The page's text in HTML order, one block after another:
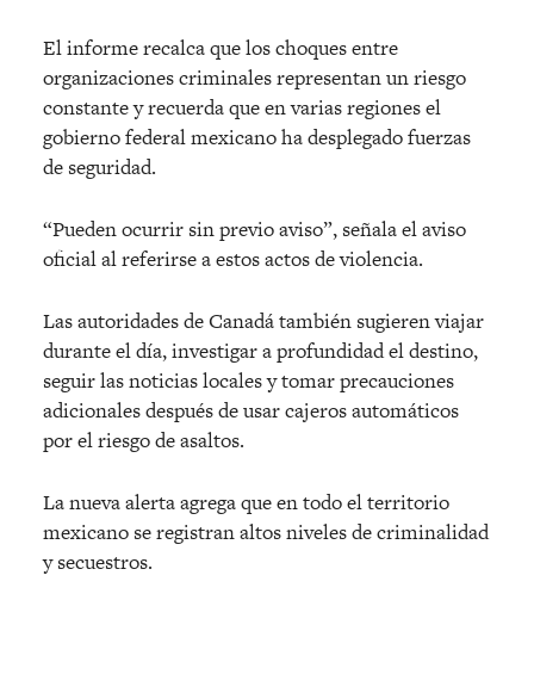
El informe recalca que los choques entre
organizaciones criminales representan un riesgo
constante y recuerda que en varias regiones el
gobierno federal mexicano ha desplegado fuerzas
de seguridad.
“Pueden ocurrir sin previo aviso”, señala el aviso
oficial al referirse a estos actos de violencia.
Las autoridades de Canadá también sugieren viajar
durante el día, investigar a profundidad el destino,
seguir las noticias locales y tomar precauciones
adicionales después de usar cajeros automáticos
por el riesgo de asaltos.
La nueva alerta agrega que en todo el territorio
mexicano se registran altos niveles de criminalidad
y secuestros.